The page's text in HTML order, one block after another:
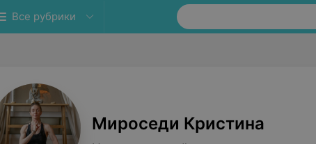
Все рубрики
Мироседи Кристина